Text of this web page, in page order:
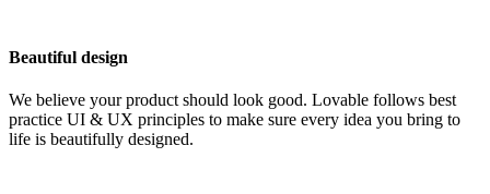
Beautiful design
We believe your product should look good. Lovable follows best
practice UI & UX principles to make sure every idea you bring to
life is beautifully designed.